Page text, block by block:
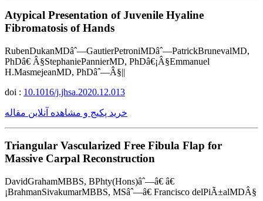
Atypical Presentation of Juvenile Hyaline
Fibromatosis of Hands
RubenDukanMDâˆ—GautierPetroniMDâˆ—PatrickBrunevalMD,
PhDâ€ Â§StephaniePannierMD, PhDâ€¡Â§Emmanuel
H.MasmejeanMD, PhDâˆ—Â§||
doi : 10.1016/j.jhsa.2020.12.013
خرید پکیج و مشاهده آنلاین مقاله
Triangular Vascularized Free Fibula Flap for
Massive Carpal Reconstruction
DavidGrahamMBBS, BPhty(Hons)âˆ—â€ â€
¡BrahmanSivakumarMBBS, MSâˆ—â€ Francisco delPiÃ±alMDÂ§